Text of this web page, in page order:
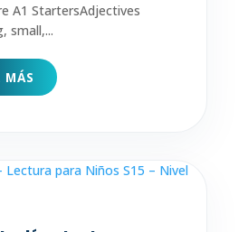
A1 StartersAdjectives
small,...
MÁS